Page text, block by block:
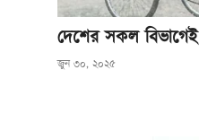
দেশের সকল বিভাগেই
জুন ৩০, ২০২৫